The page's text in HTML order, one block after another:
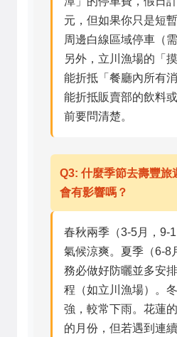
元，但如果你只是短
周邊白線區域停車（
另外，立川漁場的「
能折抵「餐廳內所有
能折抵販賣部的飲料
前要問清楚。
Q3: 什麼季節去壽豐旅
會有影響嗎？
春秋兩季（3-5月，9-
氣候涼爽。夏季（6-8
務必做好防曬並多安
程（如立川漁場）。
強，較常下雨。花蓮
的月份，但若遇到連